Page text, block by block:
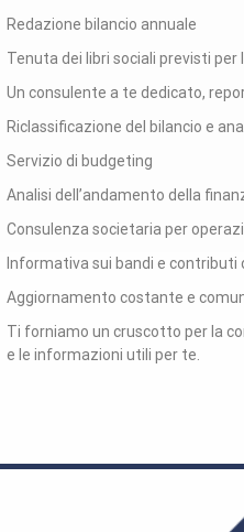
Redazione bilancio annuale
Tenuta dei libri sociali previsti per
Un consulente a te dedicato,
Riclassificazione del bilancio e
Servizio di budgeting
Analisi dell’andamento della
Consulenza societaria per
Informativa sui bandi e contributi
Aggiornamento costante e
Ti forniamo un cruscotto per la
e le informazioni utili per te.